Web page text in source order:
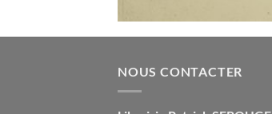
NOUS CONTACTER